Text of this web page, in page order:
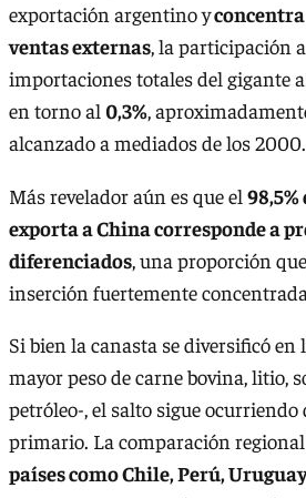
exportación argentino yconcentra
ventas externas, la participación
importaciones totales del gigante
en torno al 0,3%,
alcanzado a mediados de los 2000.
Más revelador aún es que el
exporta a China corresponde a
diferenciados , una proporción
inserción fuertemente
Si bien la canasta se diversificó
mayor peso de carne bovina, litio,
petróleo-, el salto sigue
primario. La comparación
países como Chile, Perú,